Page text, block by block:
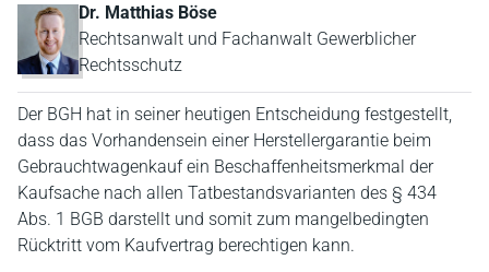
Dr. Matthias Böse
Rechtsanwalt und Fachanwalt Gewerblicher
Rechtsschutz
Der BGH hat in seiner heutigen Entscheidung festgestellt,
dass das Vorhandensein einer Herstellergarantie beim
Gebrauchtwagenkauf ein Beschaffenheitsmerkmal der
Kaufsache nach allen Tatbestandsvarianten des § 434
Abs. 1 BGB darstellt und somit zum mangelbedingten
Rücktritt vom Kaufvertrag berechtigen kann.